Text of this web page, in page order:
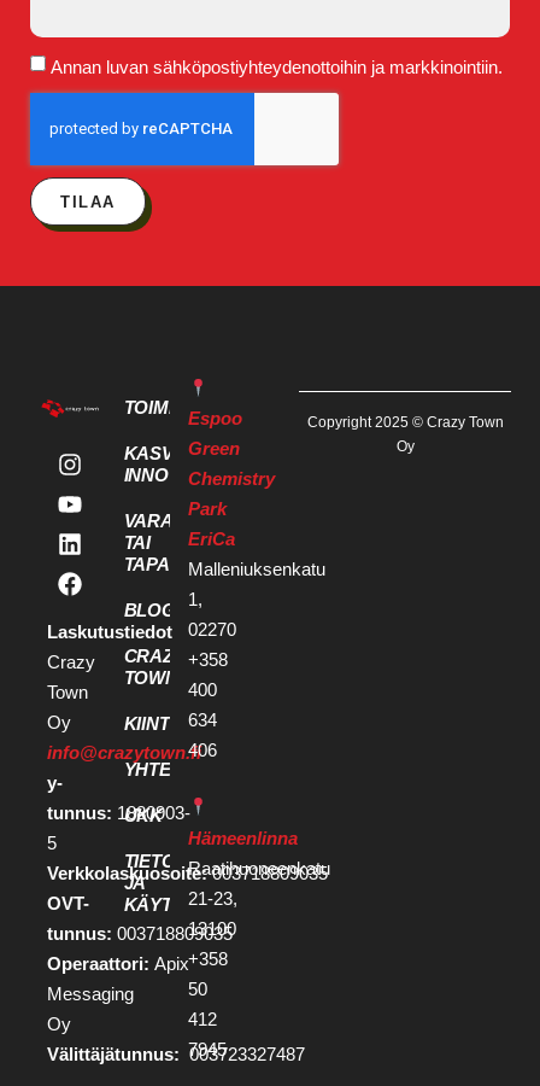
Annan luvan sähköpostiyhteydenottoihin ja markkinointiin.
TILAA
Laskutustiedot
Crazy
Town
Oy
info@crazytown.fi
y-
tunnus: 1880903-
5
Verkkolaskuosoite:003718809035
OVT-
tunnus: 003718809035
Operaattori: Apix
Messaging
Oy
Välittäjätunnus: 003723327487
TOIMITILAT
KASVU- JA
INNOVAATIOPALVELUT
VARAA KOKOUS
TAI
TAPAHTUMATILA
BLOGI
CRAZY
TOWN
KIINTEISTÖKEHITTÄJILLE
YHTEYSTIEDOT
UKK
TIETOSUOJA
JA
KÄYTTÖEHDOT
Espoo
Green
Chemistry
Park
EriCa
Malleniuksenkatu
1,
02270
+358
400
634
406
Hämeenlinna
Raatihuoneenkatu
21-23,
13100
+358
50
412
7945
Copyright 2025 © Crazy Town
Oy